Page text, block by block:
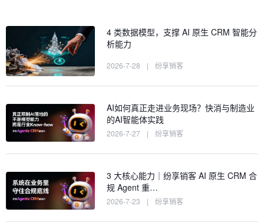
4 类数据模型，支撑 AI 原生 CRM 智能分
析能力
2026-7-28 | 纷享销客
AI如何真正走进业务现场？快消与制造业
的AI智能体实践
2026-7-27 | 纷享销客
3 大核心能力｜纷享销客 AI 原生 CRM 合
规 Agent 重…
2026-7-23 | 纷享销客